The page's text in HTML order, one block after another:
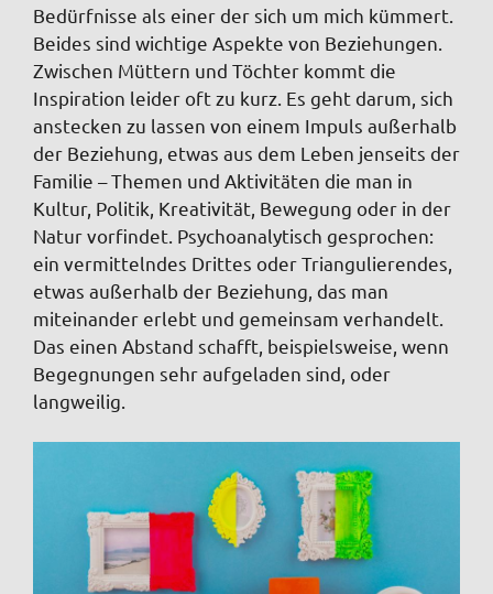
Bedürfnisse als einer der sich um mich kümmert.
Beides sind wichtige Aspekte von Beziehungen.
Zwischen Müttern und Töchter kommt die
Inspiration leider oft zu kurz. Es geht darum, sich
anstecken zu lassen von einem Impuls außerhalb
der Beziehung, etwas aus dem Leben jenseits der
Familie – Themen und Aktivitäten die man in
Kultur, Politik, Kreativität, Bewegung oder in der
Natur vorfindet. Psychoanalytisch gesprochen:
ein vermittelndes Drittes oder Triangulierendes,
etwas außerhalb der Beziehung, das man
miteinander erlebt und gemeinsam verhandelt.
Das einen Abstand schafft, beispielsweise, wenn
Begegnungen sehr aufgeladen sind, oder
langweilig.